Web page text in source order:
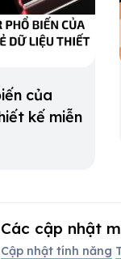
của
kế miễn
Các cập nhật
Cập nhật tính năng